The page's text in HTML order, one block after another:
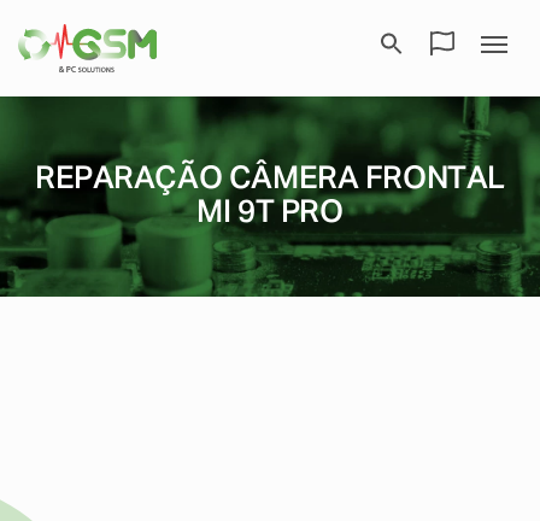
REPARAÇÃO CÂMERA FRONTAL
MI 9T PRO